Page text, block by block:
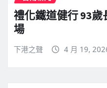
禮化鐵道健行 93
場
下港之聲 4 月 19,